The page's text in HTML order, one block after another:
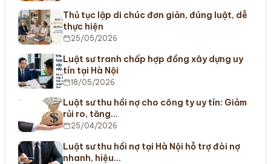
Thủ tục lập di chúc đơn giản, đúng luật, dễ
thực hiện
25/05/2026
Luật sư tranh chấp hợp đồng xây dựng uy
tín tại Hà Nội
18/05/2026
Luật sư thu hồi nợ cho công ty uy tín: Giảm
rủi ro, tăng…
25/04/2026
Luật sư thu hồi nợ tại Hà Nội hỗ trợ đòi nợ
nhanh, hiệu…